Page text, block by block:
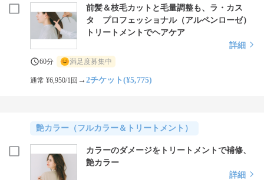
前髪＆枝毛カットと毛量調整も、ラ・カス
タ プロフェッショナル（アルペンローゼ）
トリートメントでヘアケア
詳細
60分 満足度募集中
通常 ¥6,950/1回 →2チケット(¥5,775)
艶カラー（フルカラー＆トリートメント）
カラーのダメージをトリートメントで補修、
艶カラー
詳細